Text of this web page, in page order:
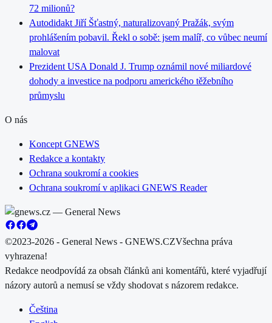
72 milionů?
Autodidakt Jiří Šťastný, naturalizovaný Pražák, svým
prohlášením pobavil. Řekl o sobě: jsem malíř, co vůbec neumí
malovat
Prezident USA Donald J. Trump oznámil nové miliardové
dohody a investice na podporu amerického těžebního
průmyslu
O nás
Koncept GNEWS
Redakce a kontakty
Ochrana soukromí a cookies
Ochrana soukromí v aplikaci GNEWS Reader
©2023-2026 - General News - GNEWS.CZVšechna práva
vyhrazena!
Redakce neodpovídá za obsah článků ani komentářů, které vyjadřují
názory autorů a nemusí se vždy shodovat s názorem redakce.
Čeština